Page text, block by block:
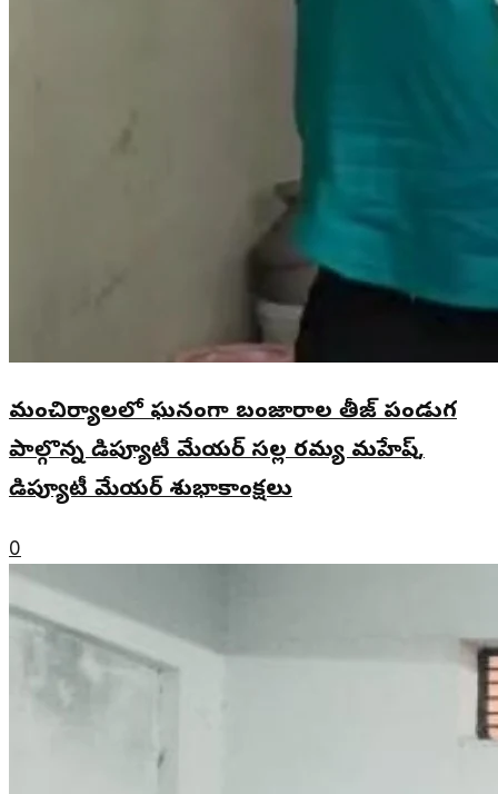
మంచిర్యాలలో ఘనంగా బంజారాల తీజ్ పండుగ
పాల్గొన్న డిప్యూటీ మేయర్ సల్ల రమ్య మహేష్,
డిప్యూటీ మేయర్ శుభాకాంక్షలు
0